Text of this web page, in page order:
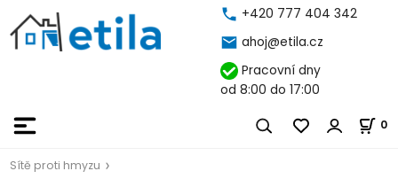
+420 777 404 342
ahoj@etila.cz
Pracovní dny
od 8:00 do 17:00
0
Sítě proti hmyzu